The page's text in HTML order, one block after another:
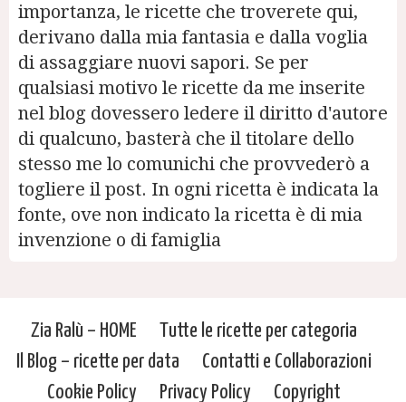
importanza, le ricette che troverete qui,
derivano dalla mia fantasia e dalla voglia
di assaggiare nuovi sapori. Se per
qualsiasi motivo le ricette da me inserite
nel blog dovessero ledere il diritto d'autore
di qualcuno, basterà che il titolare dello
stesso me lo comunichi che provvederò a
togliere il post. In ogni ricetta è indicata la
fonte, ove non indicato la ricetta è di mia
invenzione o di famiglia
Zia Ralù – HOME
Tutte le ricette per categoria
Il Blog – ricette per data
Contatti e Collaborazioni
Cookie Policy
Privacy Policy Copyright